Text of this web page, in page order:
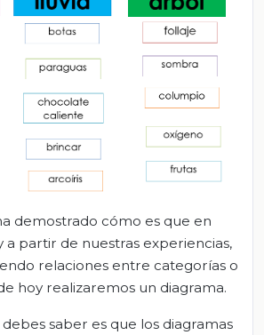
demostrado cómo es que en
a partir de nuestras experiencias,
relaciones entre categorías o
hoy realizaremos un diagrama.
saber es que los diagramas